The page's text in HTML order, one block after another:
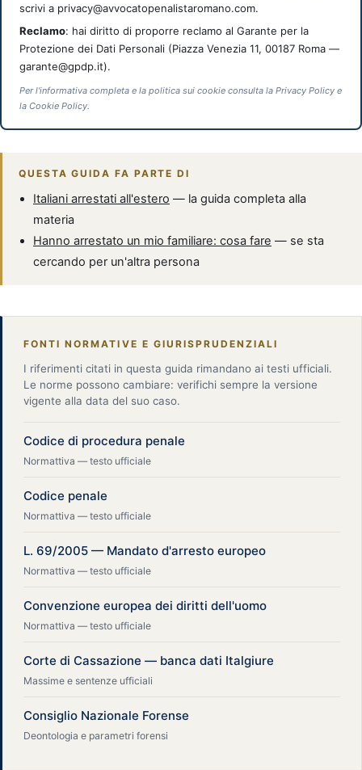
scrivi a privacy@avvocatopenalistaromano.com.
Reclamo: hai diritto di proporre reclamo al Garante per la
Protezione dei Dati Personali (Piazza Venezia 11, 00187 Roma —
garante@gpdp.it).
Per l'informativa completa e la politica sui cookie consulta la Privacy Policy e
la Cookie Policy.
QUESTA GUIDA FA PARTE DI
Italiani arrestati all'estero — la guida completa alla
materia
Hanno arrestato un mio familiare: cosa fare — se sta
cercando per un'altra persona
FONTI NORMATIVE E GIURISPRUDENZIALI
I riferimenti citati in questa guida rimandano ai testi ufficiali.
Le norme possono cambiare: verifichi sempre la versione
vigente alla data del suo caso.
Codice di procedura penale
Normattiva — testo ufficiale
Codice penale
Normattiva — testo ufficiale
L. 69/2005 — Mandato d'arresto europeo
Normattiva — testo ufficiale
Convenzione europea dei diritti dell'uomo
Normattiva — testo ufficiale
Corte di Cassazione — banca dati Italgiure
Massime e sentenze ufficiali
Consiglio Nazionale Forense
Deontologia e parametri forensi